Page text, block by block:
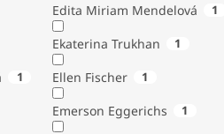
Edita Miriam Mendelová 1
Ekaterina Trukhan 1
1 Ellen Fischer 1
Emerson Eggerichs 1